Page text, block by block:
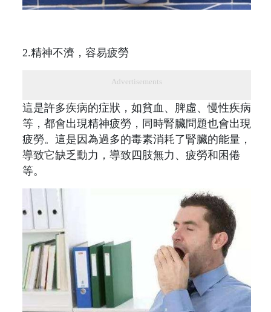
2.精神不濟，容易疲勞
Advertisements
這是許多疾病的症狀，如貧血、脾虛、慢性疾病
等，都會出現精神疲勞，同時腎臟問題也會出現
疲勞。這是因為過多的毒素消耗了腎臟的能量，
導致它缺乏動力，導致四肢無力、疲勞和困倦
等。